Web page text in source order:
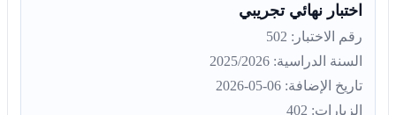
اختبار نهائي تجريبي
رقم الاختبار: 502
السنة الدراسية: 2025/2026
تاريخ الإضافة: 06-05-2026
الزيارات: 402